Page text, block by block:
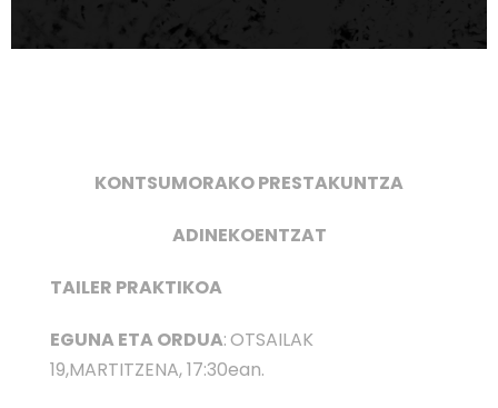
KONTSUMORAKOPRESTAKUNTZA
ADINEKOENTZAT
TAILER PRAKTIKOA
EGUNA ETA ORDUA:OTSAILAK
19,MARTITZENA, 17:30ean.